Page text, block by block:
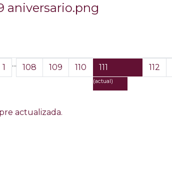
aniversario.png
1 ... 108 109 110 111
(actual)
112
actualizada.